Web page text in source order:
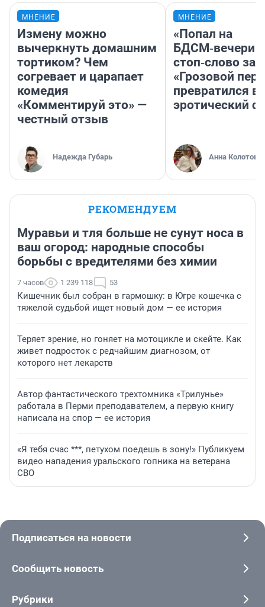
МНЕНИЕ
Измену можно
вычеркнуть домашним
тортиком? Чем
согревает и царапает
комедия
«Комментируй это» —
честный отзыв
Надежда Губарь
МНЕНИЕ
«Попал на
стоп‑слово
«Грозовой
превратился в
эротический
Анна Колотова
РЕКОМЕНДУЕМ
Муравьи и тля больше не сунут носа в
ваш огород: народные способы
борьбы с вредителями без химии
7 часов 1 239 118 53
Кишечник был собран в гармошку: в Югре кошечка с
тяжелой судьбой ищет новый дом — ее история
Теряет зрение, но гоняет на мотоцикле и скейте. Как
живет подросток с редчайшим диагнозом, от
которого нет лекарств
Автор фантастического трехтомника «Трилунье»
работала в Перми преподавателем, а первую книгу
написала на спор — ее история
«Я тебя счас ***, петухом поедешь в зону!» Публикуем
видео нападения уральского гопника на ветерана
СВО
Подписаться на новости
Сообщить новость
Рубрики